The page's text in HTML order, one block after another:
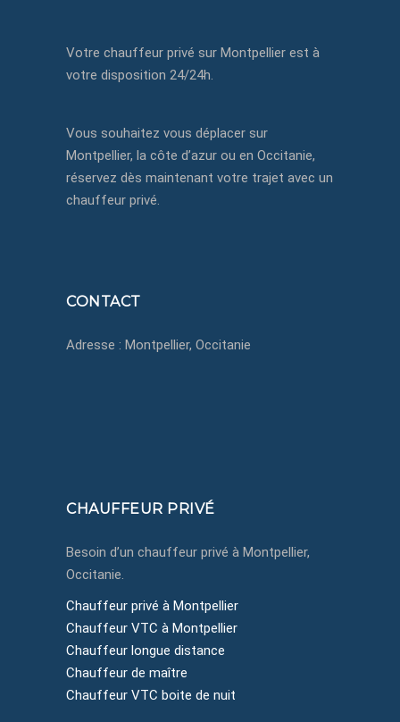
Votre chauffeur privé sur Montpellier est à
votre disposition 24/24h.
Vous souhaitez vous déplacer sur
Montpellier, la côte d’azur ou en Occitanie,
réservez dès maintenant votre trajet avec un
chauffeur privé.
CONTACT
Adresse : Montpellier, Occitanie
CHAUFFEUR PRIVÉ
Besoin d’un chauffeur privé à Montpellier,
Occitanie.
Chauffeur privé à Montpellier
Chauffeur VTC à Montpellier
Chauffeur longue distance
Chauffeur de maître
Chauffeur VTC boite de nuit